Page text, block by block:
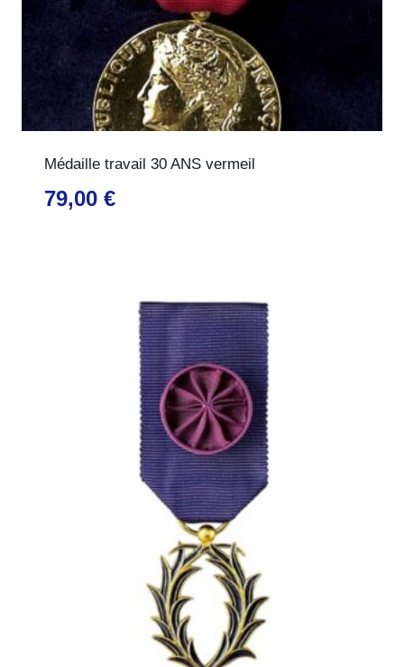
Médaille travail 30 ANS vermeil
79,00 €